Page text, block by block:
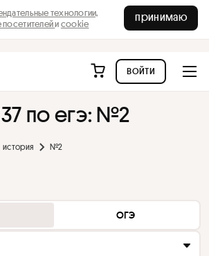
технологии,
и cookie
принимаю
войти
по егэ: №2
история №2
огэ